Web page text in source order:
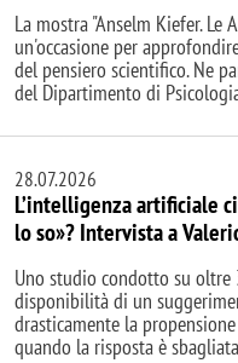
La mostra "Anselm Kiefer. Le
un'occasione per
del pensiero scientifico. Ne
del Dipartimento di
28.07.2026
L’intelligenza artificiale
lo so»? Intervista a
Uno studio condotto su
disponibilità di un
drasticamente la
quando la risposta è sbagliata